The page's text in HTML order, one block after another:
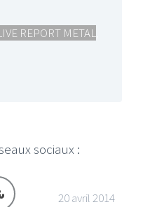
REPORT METAL
sociaux :
20 avril 2014